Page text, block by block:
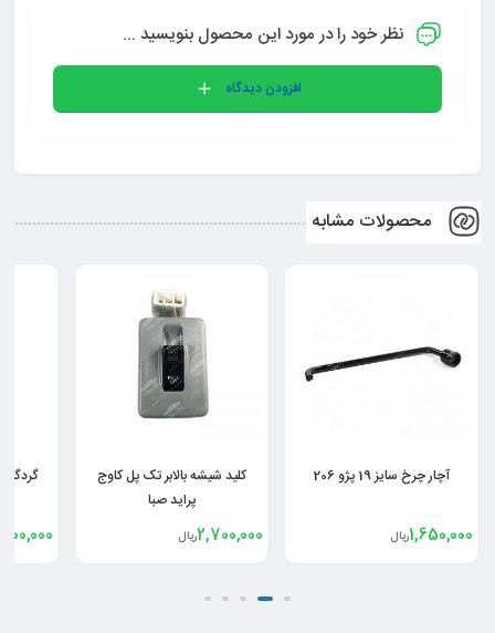
نظر خود را در مورد این محصول بنویسید ...
افزودن دیدگاه
محصولات مشابه
کلید شیشه بالابر تک پل کاوج
2,700,000ریال
گردگیر دسته دنده پراید و تیبا
2,500,000ریال